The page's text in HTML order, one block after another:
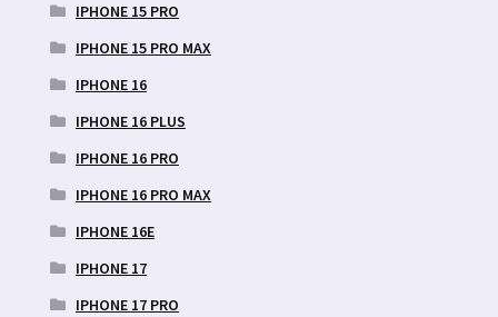
IPHONE 15 PRO
IPHONE 15 PRO MAX
IPHONE 16
IPHONE 16 PLUS
IPHONE 16 PRO
IPHONE 16 PRO MAX
IPHONE 16E
IPHONE 17
IPHONE 17 PRO